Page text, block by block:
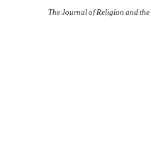
The Journal of Religion and